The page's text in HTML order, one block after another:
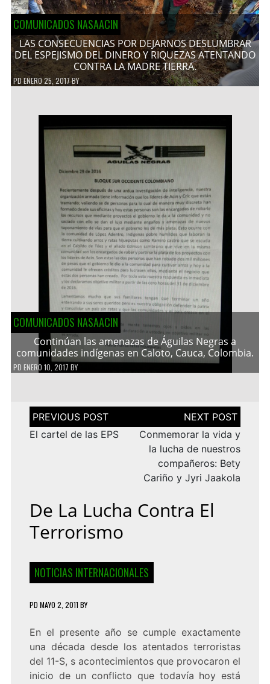
COMUNICADOS NASAACIN
LAS CONSECUENCIAS POR DEJARNOS DESLUMBRAR
DEL ESPEJISMO DEL DINERO Y RIQUEZAS ATENTANDO
CONTRA LA MADRE TIERRA.
PDENERO 25, 2017BY
COMUNICADOS NASAACIN
Continúan las amenazas de Águilas Negras a
comunidades indígenas en Caloto, Cauca, Colombia.
PD ENERO 10, 2017 BY
Navegación
de
entradas
El cartel de las EPS
Conmemorar la vida y
la lucha de nuestros
compañeros: Bety
Cariño y Jyri Jaakola
De La Lucha Contra El
Terrorismo
NOTICIAS INTERNACIONALES
PD MAYO 2, 2011 BY
En el presente año se cumple exactamente
una década desde los atentados terroristas
del 11-S, s acontecimientos que provocaron el
inicio de un conflicto que todavía hoy está